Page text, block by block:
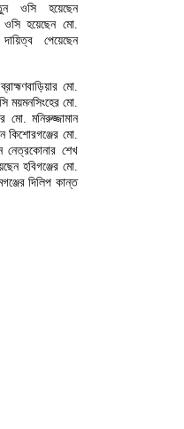
ওসি হয়েছেন
হয়েছেন মো.
পেয়েছেন
মো.
ময়মনসিংহের মো.
মো. মনিরুজ্জামান
কিশোরগঞ্জের মো.
নেত্রকোনার শেখ
হবিগঞ্জের মো.
দিলিপ কান্ত